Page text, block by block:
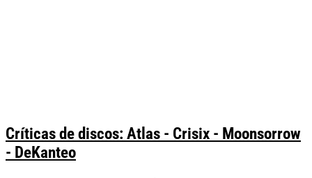
Críticas de discos: Atlas - Crisix - Moonsorrow
- DeKanteo